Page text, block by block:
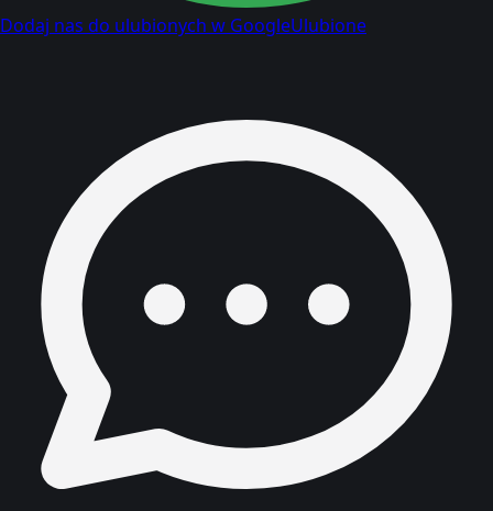
Dodaj nas do ulubionych w GoogleUlubione